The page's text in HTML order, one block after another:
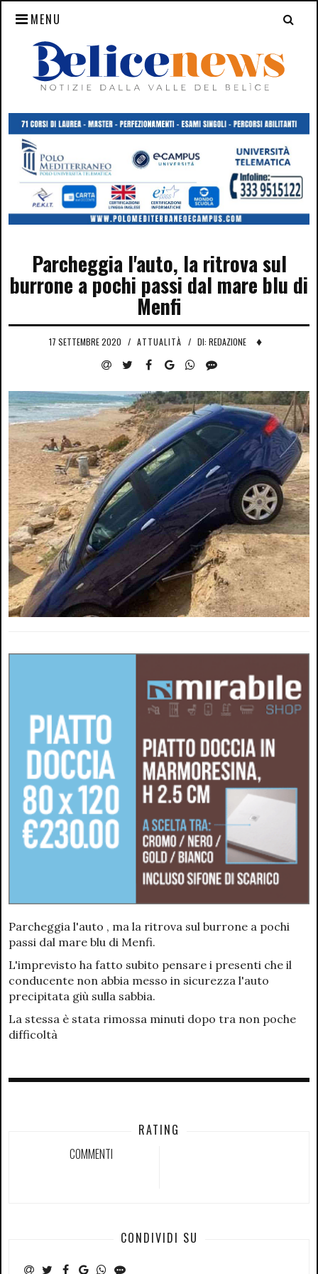
MENU
Parcheggia l'auto, la ritrova sul
burrone a pochi passi dal mare blu di
Menfi
17 SETTEMBRE 2020 / ATTUALITÀ / DI: REDAZIONE ♦
Parcheggia l'auto , ma la ritrova sul burrone a pochi
passi dal mare blu di Menfi.
L'imprevisto ha fatto subito pensare i presenti che il
conducente non abbia messo in sicurezza l'auto
precipitata giù sulla sabbia.
La stessa è stata rimossa minuti dopo tra non poche
difficoltà
RATING
COMMENTI
CONDIVIDI SU